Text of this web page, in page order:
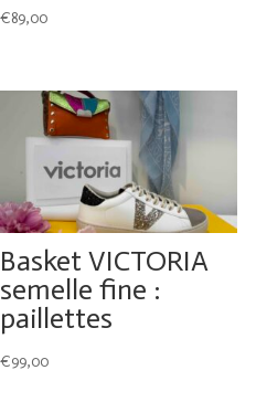
€89,00
Basket VICTORIA
semelle fine :
paillettes
€99,00